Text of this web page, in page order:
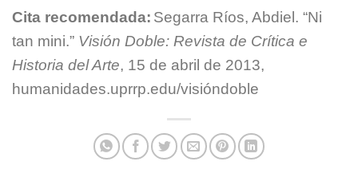
Cita recomendada: Segarra Ríos, Abdiel. “Ni
tan mini.” Visión Doble: Revista de Crítica e
Historia del Arte, 15 de abril de 2013,
humanidades.uprrp.edu/visióndoble